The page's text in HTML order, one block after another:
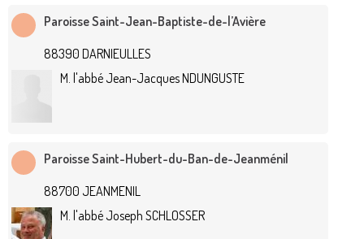
Paroisse Saint-Jean-Baptiste-de-l’Avière
88390 DARNIEULLES
M. l'abbé Jean-Jacques NDUNGUSTE
Paroisse Saint-Hubert-du-Ban-de-Jeanménil
88700 JEANMENIL
M. l'abbé Joseph SCHLOSSER